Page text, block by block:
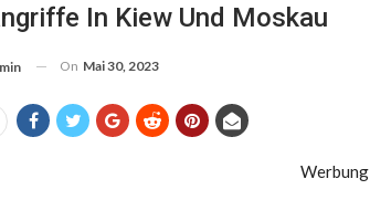
In Kiew Und Moskau
On Mai 30, 2023
Werbung